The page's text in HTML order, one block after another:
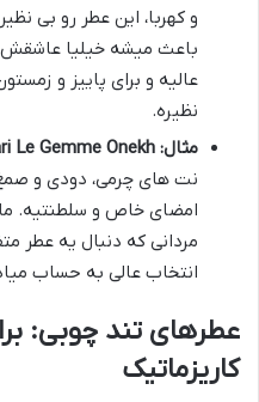
و کهربا، این عطر رو بی
باعث میشه خیلیا
عالیه و برای پاییز و
نظیره.
مثال: Bulgari Le Gemme Onekh
نت های چرمی، دودی و
امضای خاص و سلطنتیه.
مردانی که دنبال یه عطر
انتخاب عالی به حساب
عطرهای تند چوبی:
کاریزماتیک